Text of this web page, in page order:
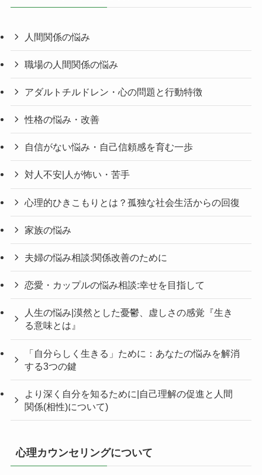
人間関係の悩み
職場の人間関係の悩み
アダルトチルドレン・心の問題と行動特徴
性格の悩み・改善
自信がない悩み・自己信頼感を育む一歩
対人不安|人が怖い・苦手
心理的ひきこもりとは？孤独な社会生活からの回復
家族の悩み
夫婦の悩み相談:関係改善のために
恋愛・カップルの悩み相談:幸せを目指して
人生の悩み|漠然とした憂鬱、虚しさの感覚『生き
る意味とは』
「自分らしく生きる」ために：あなたの悩みを解消
する3つの鍵
より深く自分を知るために|自己理解の促進と人間
関係(相性)について)
心理カウンセリングについて